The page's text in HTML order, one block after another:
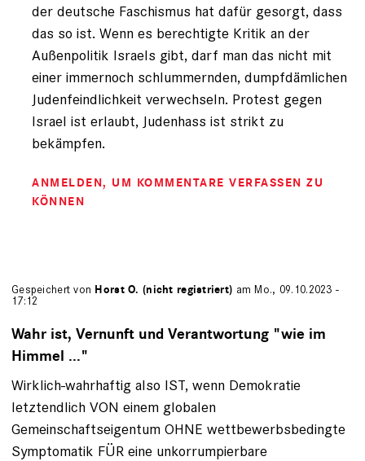
der deutsche Faschismus hat dafür gesorgt, dass
das so ist. Wenn es berechtigte Kritik an der
Außenpolitik Israels gibt, darf man das nicht mit
einer immernoch schlummernden, dumpfdämlichen
Judenfeindlichkeit verwechseln. Protest gegen
Israel ist erlaubt, Judenhass ist strikt zu
bekämpfen.
ANMELDEN, UM KOMMENTARE VERFASSEN ZU
KÖNNEN
Gespeichert von Horst O. (nicht registriert) am Mo., 09.10.2023 -
17:12
Wahr ist, Vernunft und Verantwortung "wie im
Himmel ..."
Wirklich-wahrhaftig also IST, wenn Demokratie
letztendlich VON einem globalen
Gemeinschaftseigentum OHNE wettbewerbsbedingte
Symptomatik FÜR eine unkorrumpierbare